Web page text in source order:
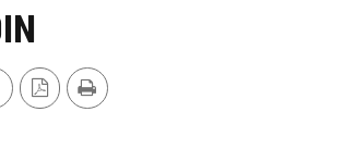
Version
PDF
Imprimer